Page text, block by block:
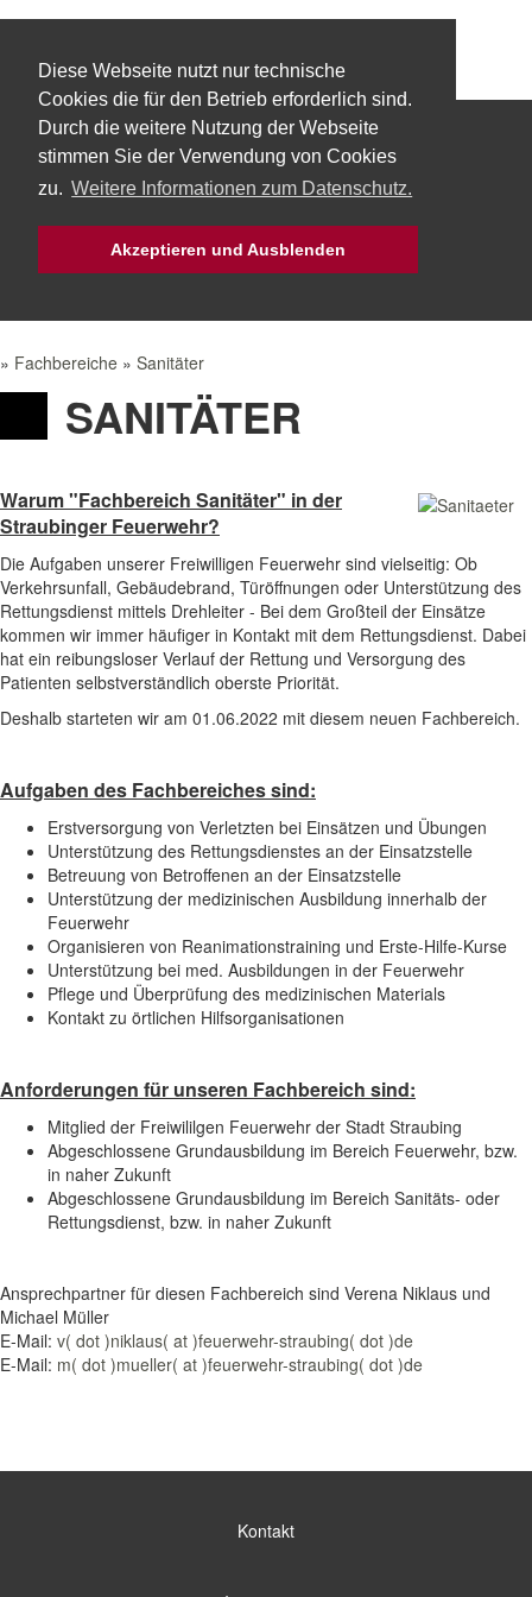
Diese Webseite nutzt nur technische
Cookies die für den Betrieb erforderlich sind.
Durch die weitere Nutzung der Webseite
stimmen Sie der Verwendung von Cookies
zu. Weitere Informationen zum Datenschutz.
Akzeptieren und Ausblenden
Start Über uns Fachbereiche
» Fachbereiche » Sanitäter
SANITÄTER
Warum "Fachbereich Sanitäter" in der
Straubinger Feuerwehr?
Die Aufgaben unserer Freiwilligen Feuerwehr sind vielseitig: Ob
Verkehrsunfall, Gebäudebrand, Türöffnungen oder Unterstützung des
Rettungsdienst mittels Drehleiter - Bei dem Großteil der Einsätze
kommen wir immer häufiger in Kontakt mit dem Rettungsdienst. Dabei
hat ein reibungsloser Verlauf der Rettung und Versorgung des
Patienten selbstverständlich oberste Priorität.
Deshalb starteten wir am 01.06.2022 mit diesem neuen Fachbereich.
Aufgaben des Fachbereiches sind:
Erstversorgung von Verletzten bei Einsätzen und Übungen
Unterstützung des Rettungsdienstes an der Einsatzstelle
Betreuung von Betroffenen an der Einsatzstelle
Unterstützung der medizinischen Ausbildung innerhalb der
Feuerwehr
Organisieren von Reanimationstraining und Erste-Hilfe-Kurse
Unterstützung bei med. Ausbildungen in der Feuerwehr
Pflege und Überprüfung des medizinischen Materials
Kontakt zu örtlichen Hilfsorganisationen
Anforderungen für unseren Fachbereich sind:
Mitglied der Freiwililgen Feuerwehr der Stadt Straubing
Abgeschlossene Grundausbildung im Bereich Feuerwehr, bzw.
in naher Zukunft
Abgeschlossene Grundausbildung im Bereich Sanitäts- oder
Rettungsdienst, bzw. in naher Zukunft
Ansprechpartner für diesen Fachbereich sind Verena Niklaus und
Michael Müller
E-Mail: v( dot )niklaus( at )feuerwehr-straubing( dot )de
E-Mail: m( dot )mueller( at )feuerwehr-straubing( dot )de
Kontakt